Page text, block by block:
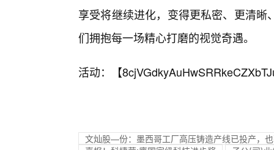
享受将继续进化，变得更私密、更清
们拥抱每一场精心打磨的视觉奇遇。
活动：【
文灿股—份：墨西哥工厂高压铸造产线已投产，